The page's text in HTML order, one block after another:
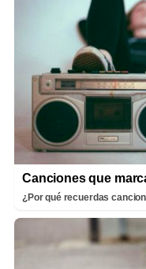
Canciones que
¿Por qué recuerdas